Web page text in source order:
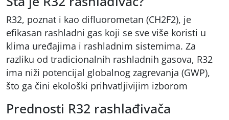
R32, poznat i kao difluorometan (CH2F2), je
efikasan rashladni gas koji se sve više koristi u
klima uređajima i rashladnim sistemima. Za
razliku od tradicionalnih rashladnih gasova, R32
ima niži potencijal globalnog zagrevanja (GWP),
što ga čini ekološki prihvatljivijim izborom
Prednosti R32 rashlađivača